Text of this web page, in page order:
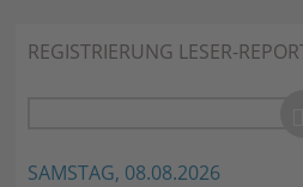
REGISTRIERUNG LESER-
SAMSTAG, 08.08.2026